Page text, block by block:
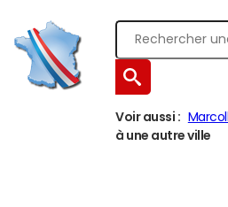
Voir aussi :
à une autre ville